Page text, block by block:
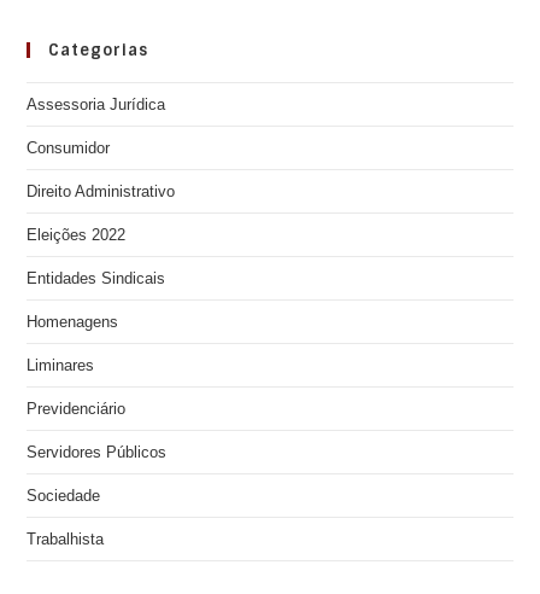
Categorias
Assessoria Jurídica
Consumidor
Direito Administrativo
Eleições 2022
Entidades Sindicais
Homenagens
Liminares
Previdenciário
Servidores Públicos
Sociedade
Trabalhista